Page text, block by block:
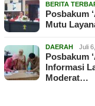
BERITA
Posbakum
Mutu
DAERAH Juli
Posbakum
Informasi
Moderat…